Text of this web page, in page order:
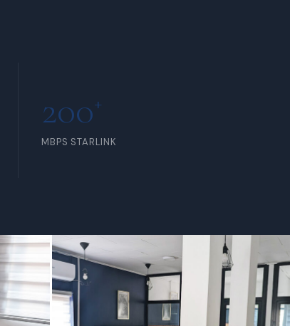
200+
MBPS STARLINK